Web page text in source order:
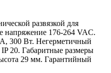
развязкой для
напряжение 176-264 VAC.
300 Вт. Негерметичный
20. Габаритные размеры
29 мм. Гарантийный